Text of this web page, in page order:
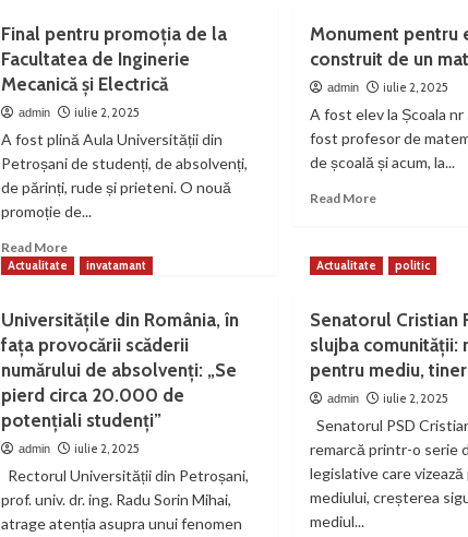
VJ
lansează
Programul
„Promovarea
Tranziției
Juste
în
Valea
Jiului”
pentru
societatea
și
grupuri
informale
un
transformator
Final pentru promoția de la
Facultatea de Inginerie
Mecanică și Electrică
admin iulie 2, 2025
A fost plină Aula Universității din
Petroșani de studenți, de absolvenți,
de părinți, rude și prieteni. O nouă
promoție de...
Read MoreRead
more
pentru
promoția
de
la
Facultatea
de
Inginerie
Mecanică
și
Monument pentru
construit de un
admin iulie 2, 2025
A fost elev la Școala nr
fost profesor de
de școală și acum, la...
Read MoreRead
Monument
pentru
construit
de
matematician
Actualitate invatamant
Universitățile din România, în
fața provocării scăderii
numărului de absolvenți: „Se
pierd circa 20.000 de
potențiali studenți”
admin iulie 2, 2025
Rectorul Universității din Petroșani,
prof. univ. dr. ing. Radu Sorin Mihai,
atrage atenția asupra unui fenomen
Actualitate politic
Senatorul Cristian
slujba comunității:
pentru mediu,
admin iulie 2, 2025
Senatorul PSD
remarcă printr-o serie
legislative care
mediului, creșterea
mediul...